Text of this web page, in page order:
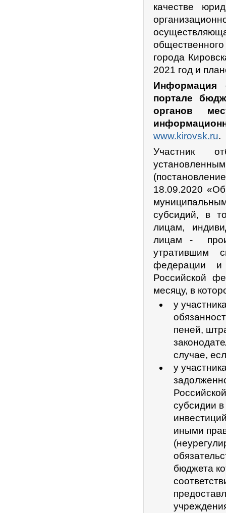
качестве
города
2021 год и
Информация
портале
органов
www.kirovsk.ru.
Участник
18.09.2020
субсидий, в
лицам,
лицам -
утратившим
федерации и
Российской
месяцу, в
у
пеней,
случае,
у
субсидии
иными
бюджета